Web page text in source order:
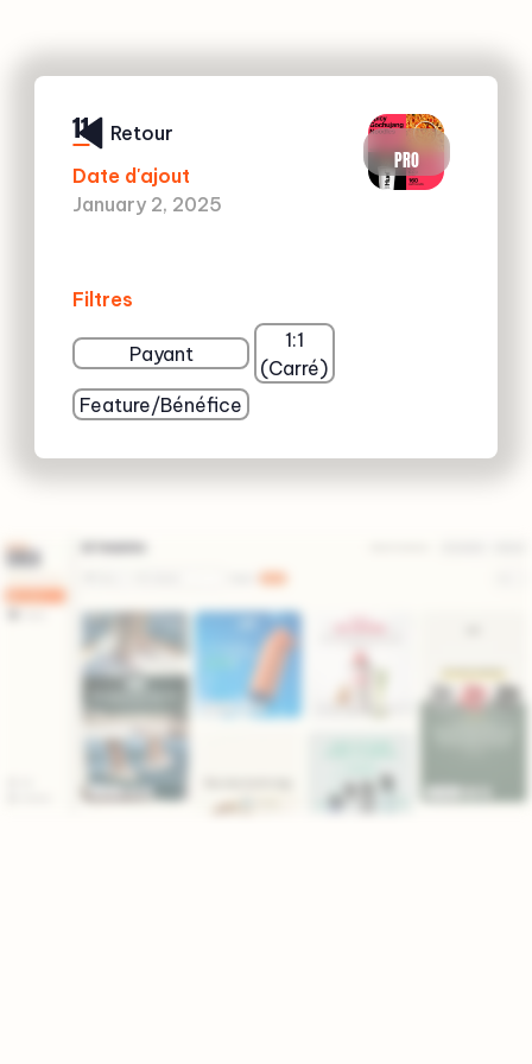
11
Date d'ajout
January 2, 2025
Filtres
Payant
1:1
(Carré)
Feature/Bénéfice
PRO
Retour